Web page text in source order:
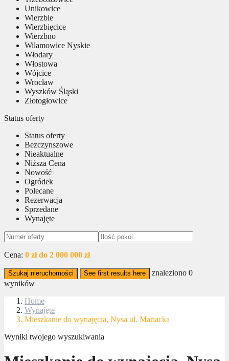
Unikowice
Wierzbie
Wierzbięcice
Wierzbno
Wilamowice Nyskie
Włodary
Włostowa
Wójcice
Wrocław
Wyszków Śląski
Złotogłowice
Status oferty
Status oferty
Bezczynszowe
Nieaktualne
Niższa Cena
Nowość
Ogródek
Polecane
Rezerwacja
Sprzedane
Wynajęte
Cena: 0 zł do 2 000 000 zł
Szukaj nieruchomości See first results here znaleziono 0
wyników
Home
Wynajęte
Mieszkanie do wynajęcia, Nysa ul. Mariacka
Wyniki twojego wyszukiwania